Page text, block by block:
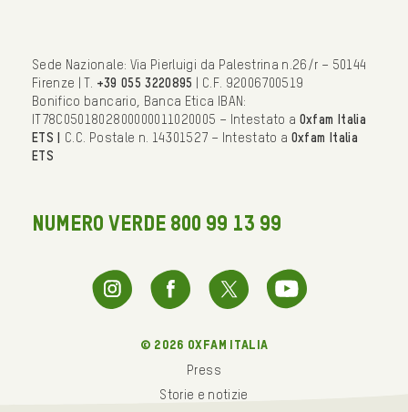
Sede Nazionale: Via Pierluigi da Palestrina n.26/r – 50144
Firenze | T. +39 055 3220895
| C.F. 92006700519
Bonifico bancario, Banca Etica IBAN:
IT78C0501802800000011020005 – Intestato a Oxfam Italia
ETS | C.C. Postale n. 14301527 – Intestato a Oxfam Italia
ETS
NUMERO VERDE 800 99 13 99
© 2026 oxfam italia
Press
Storie e notizie